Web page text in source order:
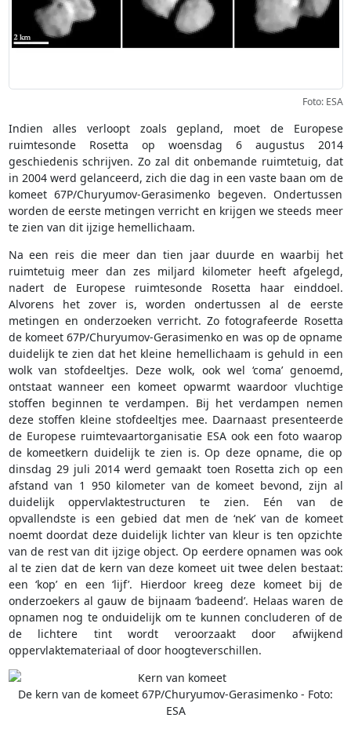
Foto: ESA
Indien alles verloopt zoals gepland, moet de Europese
ruimtesonde Rosetta op woensdag 6 augustus 2014
geschiedenis schrijven. Zo zal dit onbemande ruimtetuig, dat
in 2004 werd gelanceerd, zich die dag in een vaste baan om de
komeet 67P/Churyumov-Gerasimenko begeven. Ondertussen
worden de eerste metingen verricht en krijgen we steeds meer
te zien van dit ijzige hemellichaam.
Na een reis die meer dan tien jaar duurde en waarbij het
ruimtetuig meer dan zes miljard kilometer heeft afgelegd,
nadert de Europese ruimtesonde Rosetta haar einddoel.
Alvorens het zover is, worden ondertussen al de eerste
metingen en onderzoeken verricht. Zo fotografeerde Rosetta
de komeet 67P/Churyumov-Gerasimenko en was op de opname
duidelijk te zien dat het kleine hemellichaam is gehuld in een
wolk van stofdeeltjes. Deze wolk, ook wel ‘coma’ genoemd,
ontstaat wanneer een komeet opwarmt waardoor vluchtige
stoffen beginnen te verdampen. Bij het verdampen nemen
deze stoffen kleine stofdeeltjes mee. Daarnaast presenteerde
de Europese ruimtevaartorganisatie ESA ook een foto waarop
de komeetkern duidelijk te zien is. Op deze opname, die op
dinsdag 29 juli 2014 werd gemaakt toen Rosetta zich op een
afstand van 1 950 kilometer van de komeet bevond, zijn al
duidelijk oppervlaktestructuren te zien. Eén van de
opvallendste is een gebied dat men de ‘nek’ van de komeet
noemt doordat deze duidelijk lichter van kleur is ten opzichte
van de rest van dit ijzige object. Op eerdere opnamen was ook
al te zien dat de kern van deze komeet uit twee delen bestaat:
een ‘kop’ en een ‘lijf’. Hierdoor kreeg deze komeet bij de
onderzoekers al gauw de bijnaam ‘badeend’. Helaas waren de
opnamen nog te onduidelijk om te kunnen concluderen of de
de lichtere tint wordt veroorzaakt door afwijkend
oppervlaktemateriaal of door hoogteverschillen.
De kern van de komeet 67P/Churyumov-Gerasimenko - Foto:
ESA